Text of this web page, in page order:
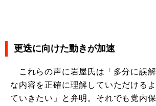
更迭に向けた動きが加速
これらの声に岩屋氏は「多分に誤
な内容を正確に理解していただける
ていきたい」と弁明。それでも党内